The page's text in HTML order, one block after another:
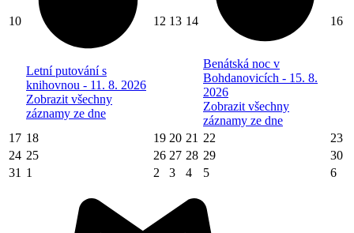
10
Letní putování s
knihovnou - 11. 8. 2026
Zobrazit všechny
záznamy ze dne
12 13 14
Benátská noc v
Bohdanovicích - 15. 8.
2026
Zobrazit všechny
záznamy ze dne
16
17 18 19 20 21 22
23
24 25 26 27 28 29
30
31 1 2 3 4 5 6